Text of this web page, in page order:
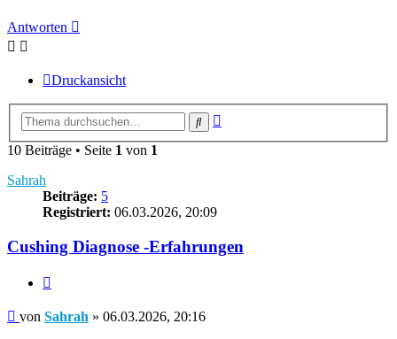
Antworten
Druckansicht
Suche
10 Beiträge • Seite 1 von 1
Sahrah
Beiträge: 5
Registriert: 06.03.2026, 20:09
Cushing Diagnose -Erfahrungen
Beitrag
von Sahrah » 06.03.2026, 20:16